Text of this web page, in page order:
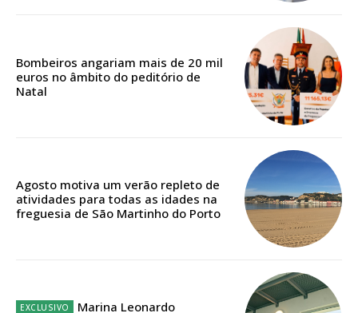
Escolha o plano
Bombeiros angariam mais de 20 mil
euros no âmbito do peditório de
Natal
Agosto motiva um verão repleto de
atividades para todas as idades na
freguesia de São Martinho do Porto
Marina Leonardo